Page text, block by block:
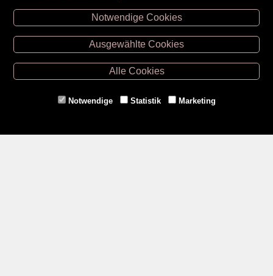
Unsere Öffnungszeiten
Retz -02942/20433
Hollabrunn -02952/30057
Eggenburg -02984/3836
Gmünd -
Notwendige Cookies
Ausgewählte Cookies
Alle Cookies
Notwendige Statistik Marketing